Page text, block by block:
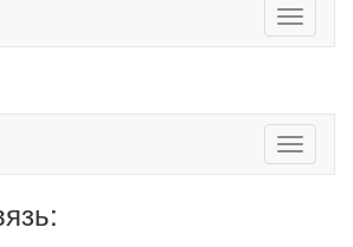
Toggle
Toggle